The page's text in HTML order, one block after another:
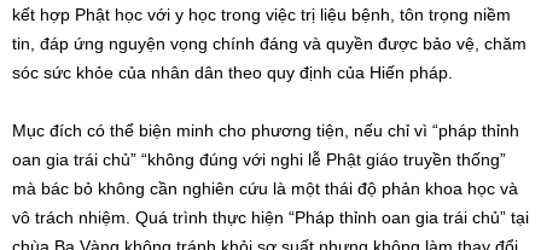
kết hợp Phật học với y học trong việc trị liệu bệnh, tôn trọng niềm
tin, đáp ứng nguyện vọng chính đáng và quyền được bảo vệ, chăm
sóc sức khỏe của nhân dân theo quy định của Hiến pháp.
Mục đích có thể biện minh cho phương tiện, nếu chỉ vì “pháp thỉnh
oan gia trái chủ” “không đúng với nghi lễ Phật giáo truyền thống”
mà bác bỏ không cần nghiên cứu là một thái độ phản khoa học và
vô trách nhiệm. Quá trình thực hiện “Pháp thỉnh oan gia trái chủ” tại